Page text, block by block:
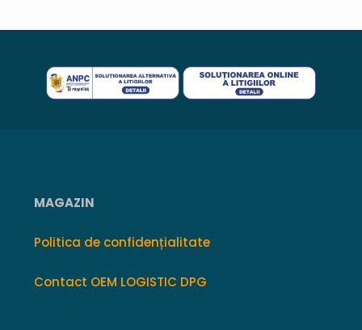
MAGAZIN
Politica de confidențialitate
Contact OEM LOGISTIC DPG